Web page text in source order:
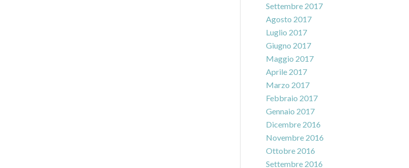
Settembre 2017
Agosto 2017
Luglio 2017
Giugno 2017
Maggio 2017
Aprile 2017
Marzo 2017
Febbraio 2017
Gennaio 2017
Dicembre 2016
Novembre 2016
Ottobre 2016
Settembre 2016